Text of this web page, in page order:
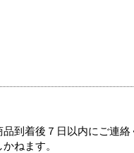
到着後７日以内にご連
ねます。